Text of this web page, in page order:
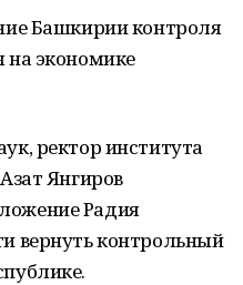
Башкирии контроля
на экономике
ректор института
Янгиров
Радия
вернуть контрольный